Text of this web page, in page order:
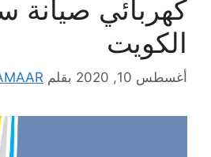
كهربائي صيانة
الكويت
أغسطس 10, 2020 بقلم